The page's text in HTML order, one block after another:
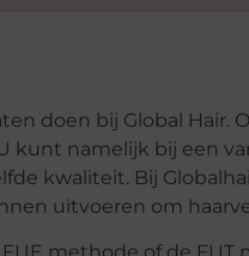
doen bij Global Hair.
namelijk bij een
kwaliteit. Bij
uitvoeren om